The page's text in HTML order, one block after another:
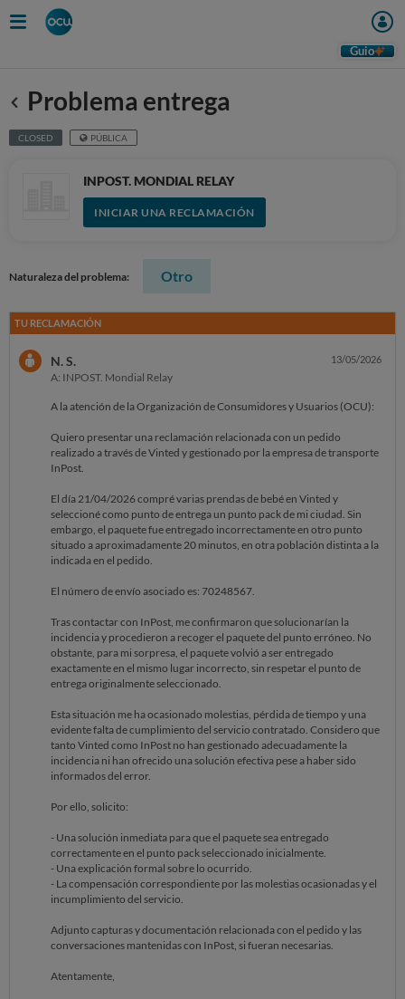
Guio
Anterior
Problema entrega
CLOSED PÚBLICA
INPOST. MONDIAL RELAY
INICIAR UNA RECLAMACIÓN
Naturaleza del problema: Otro
TU RECLAMACIÓN
N. S.
A: INPOST. Mondial Relay
13/05/2026
A la atención de la Organización de Consumidores y Usuarios (OCU):
Quiero presentar una reclamación relacionada con un pedido
realizado a través de Vinted y gestionado por la empresa de transporte
InPost.
El día 21/04/2026 compré varias prendas de bebé en Vinted y
seleccioné como punto de entrega un punto pack de mi ciudad. Sin
embargo, el paquete fue entregado incorrectamente en otro punto
situado a aproximadamente 20 minutos, en otra población distinta a la
indicada en el pedido.
El número de envío asociado es: 70248567.
Tras contactar con InPost, me confirmaron que solucionarían la
incidencia y procedieron a recoger el paquete del punto erróneo. No
obstante, para mi sorpresa, el paquete volvió a ser entregado
exactamente en el mismo lugar incorrecto, sin respetar el punto de
entrega originalmente seleccionado.
Esta situación me ha ocasionado molestias, pérdida de tiempo y una
evidente falta de cumplimiento del servicio contratado. Considero que
tanto Vinted como InPost no han gestionado adecuadamente la
incidencia ni han ofrecido una solución efectiva pese a haber sido
informados del error.
Por ello, solicito:
- Una solución inmediata para que el paquete sea entregado
correctamente en el punto pack seleccionado inicialmente.
- Una explicación formal sobre lo ocurrido.
- La compensación correspondiente por las molestias ocasionadas y el
incumplimiento del servicio.
Adjunto capturas y documentación relacionada con el pedido y las
conversaciones mantenidas con InPost, si fueran necesarias.
Atentamente,